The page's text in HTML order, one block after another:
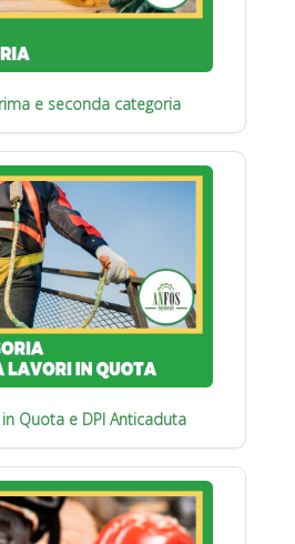
e seconda categoria
Quota e DPI Anticaduta